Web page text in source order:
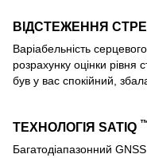
ВІДСТЕЖЕННЯ
Варіабельність
розрахунку оцінки
був у вас спокійний,
ТЕХНОЛОГІЯ SATIQ
Багатодіапазонний